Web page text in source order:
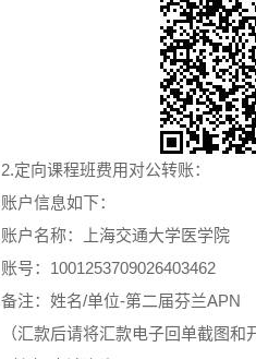
2.定向课程班费用对公转账：
账户信息如下：
账户名称：上海交通大学医学院
账号：1001253709026403462
备注：姓名/单位-第二届芬兰APN
（汇款后请将汇款电子回单截图和